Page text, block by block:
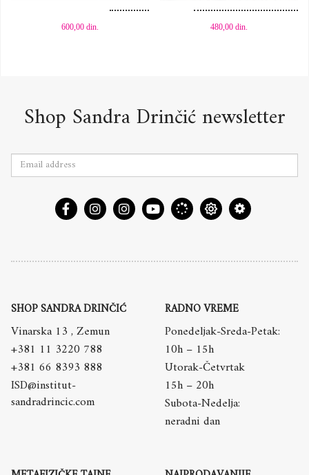
600,00 din. 480,00din.
Shop Sandra Drinčić newsletter
SHOP SANDRA DRINČIĆ
Vinarska 13 , Zemun
+381 11 3220 788
+381 66 8393 888
ISD@institut-
sandradrincic.com
RADNO VREME
Ponedeljak-Sreda-Petak:
10h – 15h
Utorak-Četvrtak
15h – 20h
Subota-Nedelja:
neradni dan